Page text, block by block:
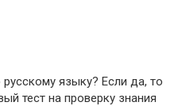
языку? Если да, то
тест на проверку знания